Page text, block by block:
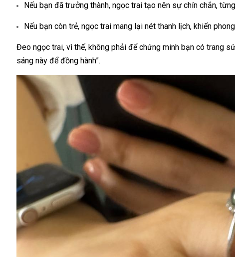
Nếu bạn đã trưởng thành, ngọc trai tạo nên sự chín chắn,
Nếu bạn còn trẻ, ngọc trai mang lại nét thanh lịch, khiến
Đeo ngọc trai, vì thế, không phải để chứng minh bạn có trang
sáng này để đồng hành”.